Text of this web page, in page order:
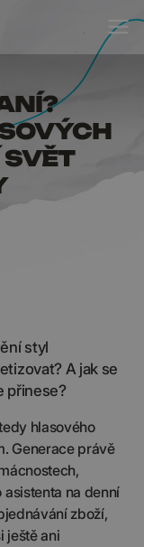
styl
A jak se
přinese?
hlasového
Generace právě
na denní
zboží,
ještě ani